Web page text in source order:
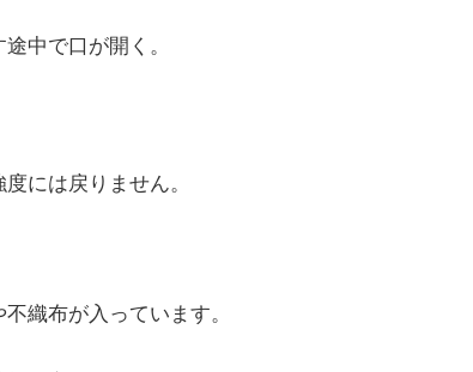
中で口が開く。
には戻りません。
織布が入っています。